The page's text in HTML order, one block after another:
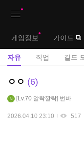
게임정보 가이드
자유 직업 길드
자
게
ㅇㅇ 6
Lv.70 알락깔락 번바
2026.04.10 23:10 517